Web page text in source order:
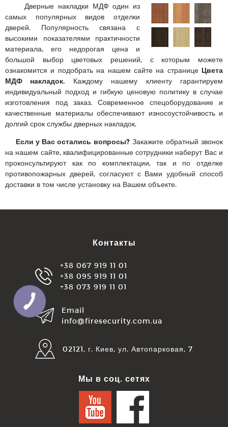
Дверные накладки МДФ один из
самых популярных видов отделки
дверей. Популярность связана с
высокими показателями практичности
материала, его недорогая цена и
большой выбор цветовых решений, с которым можете
ознакомится и подобрать на нашем сайте на странице Цвета
МДФ накладок. Каждому нашему клиенту гарантируем
индивидуальный подход и гибкую ценовую политику в случае
изготовления под заказ. Современное спецоборудование и
качественные материалы обеспечивают износоустойчивость и
долгий срок службы дверных накладок.
Если у Вас остались вопросы?Закажите обратный звонок
на нашем сайте, квалифицированные сотрудники наберут Вас и
проконсультируют как по комплектации, так и по отделке
противопожарных дверей, согласуют с Вами удобный способ
доставки в том числе установку на Вашем объекте.
Контакты
+38 067 919 11 01
+38 095 919 11 01
+38 073 919 11 01
Email
info@firesecurity.com.ua
02121, г. Киев, ул. Автопарковая, 7
Мы в соц. сетях